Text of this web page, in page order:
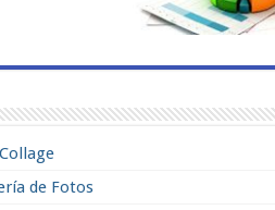
de Fotos